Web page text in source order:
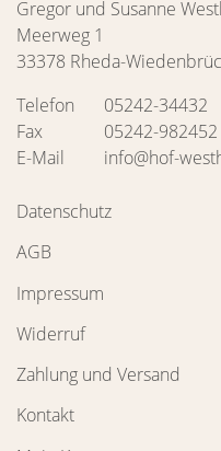
Gregor und Susanne
Meerweg 1
33378 Rheda-
Telefon
05242-34432
Fax
05242-982452
E-Mail
info@hof-
Datenschutz
AGB
Impressum
Widerruf
Zahlung und Versand
Kontakt